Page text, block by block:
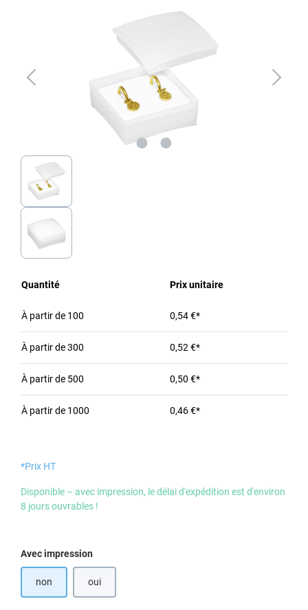
Quantité Prix unitaire
À partir de 100 0,54 €*
À partir de300 0,52 €*
À partir de 500 0,50 €*
À partir de 1000 0,46 €*
*Prix HT
Disponible – avec impression, le délai d'expédition est d'environ
8 jours ouvrables !
Sélectionnez
Avec impression
non oui